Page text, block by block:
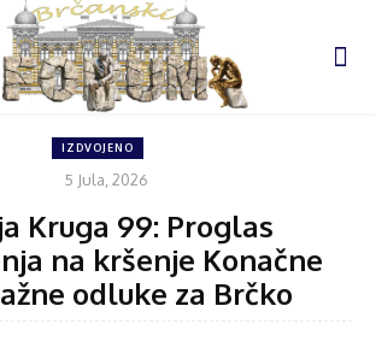
IZDVOJENO
5 Jula, 2026
Kruga 99: Proglas
na kršenje Konačne
odluke za Brčko